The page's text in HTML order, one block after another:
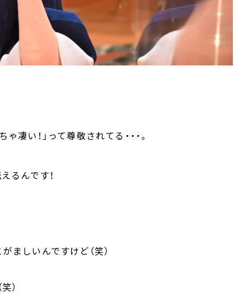
凄い！」って尊敬されてる・・・。
るんです！
ましいんですけど（笑）
）